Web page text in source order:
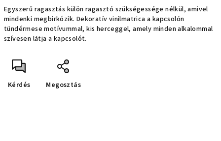
Egyszerű ragasztás külön ragasztó szükségessége nélkül, amivel
mindenki megbirkózik. Dekoratív vinilmatrica a kapcsolón
tündérmese motívummal, kis herceggel, amely minden alkalommal
szívesen látja a kapcsolót.
Kérdés Megosztás